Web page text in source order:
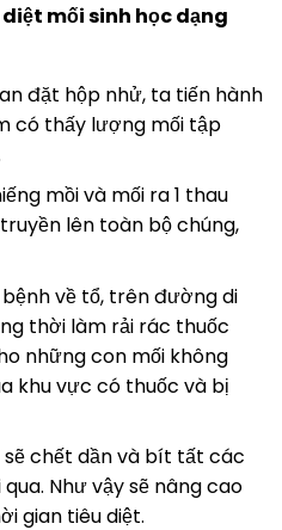
mối sinh học dạng
đặt hộp nhử, ta tiến hành
có thấy lượng mối tập
mồi và mối ra 1 thau
lên toàn bộ chúng,
về tổ, trên đường di
thời làm rải rác thuốc
những con mối không
khu vực có thuốc và bị
chết dần và bít tất các
Như vậy sẽ nâng cao
gian tiêu diệt.